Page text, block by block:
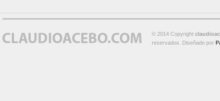
© 2014 Copyright
reservados. Diseñado por